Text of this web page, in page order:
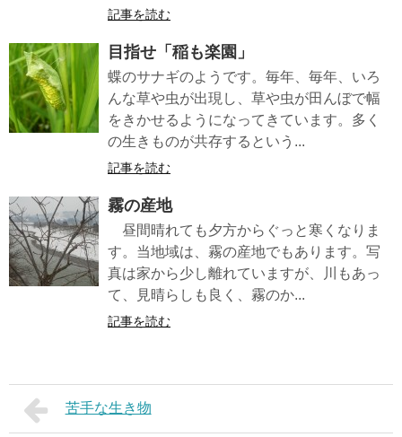
記事を読む
目指せ「稲も楽園」
蝶のサナギのようです。毎年、毎年、いろ
んな草や虫が出現し、草や虫が田んぼで幅
をきかせるようになってきています。多く
の生きものが共存するという...
記事を読む
霧の産地
昼間晴れても夕方からぐっと寒くなりま
す。当地域は、霧の産地でもあります。写
真は家から少し離れていますが、川もあっ
て、見晴らしも良く、霧のか...
記事を読む
苦手な生き物